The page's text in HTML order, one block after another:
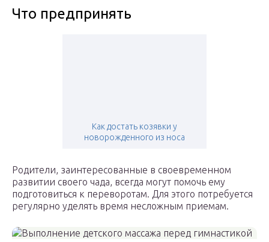
Что предпринять
Как достать козявки у
новорожденного из носа
Родители, заинтересованные в своевременном
развитии своего чада, всегда могут помочь ему
подготовиться к переворотам. Для этого потребуется
регулярно уделять время несложным приемам.